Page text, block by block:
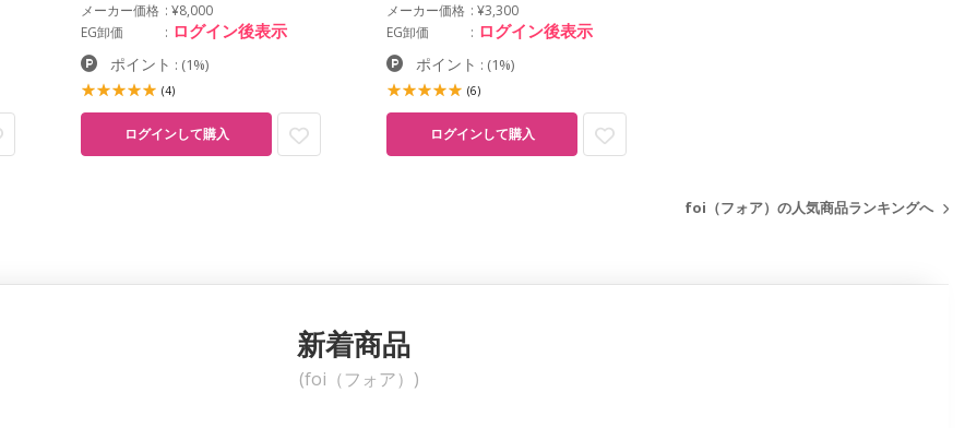
メーカー価格
¥8,000
EG卸価
ログイン後表示
ポイント : (1%)
(4)
ログインして購入
メーカー価格
¥3,300
EG卸価
ログイン後表示
ポイント : (1%)
(6)
ログインして購入
foi（フォア）の人気商品ランキングへ
新着商品
(foi（フォア）)